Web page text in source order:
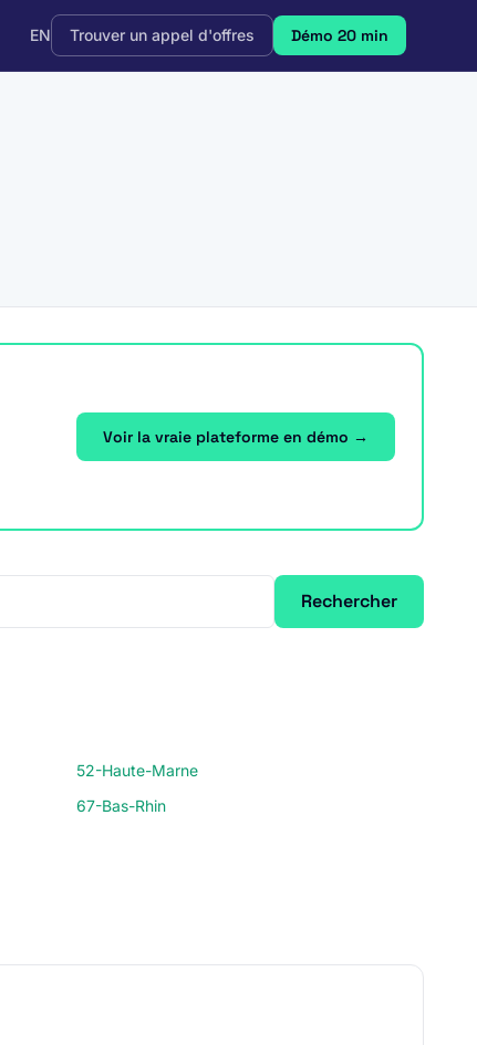
EN Trouver un appel d'offres Démo 20 min
Voir la vraie plateforme en démo →
Rechercher
52-Haute-Marne
67-Bas-Rhin